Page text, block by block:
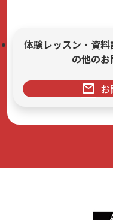
体験レッスン・資
の他の
mail お